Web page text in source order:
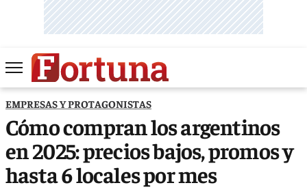
EMPRESAS Y PROTAGONISTAS
Cómo compran los argentinos
en 2025: precios bajos, promos y
hasta 6 locales por mes